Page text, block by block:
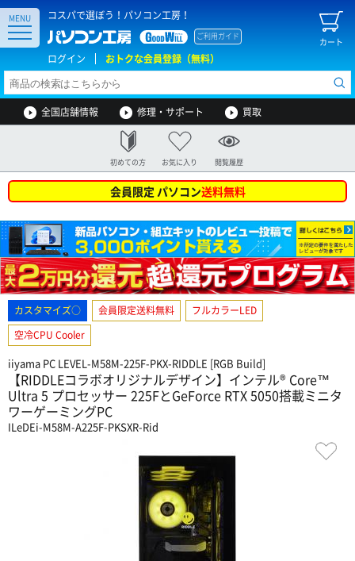
コスパで選ぼう！パソコン工房！
カート
ご利用ガイド
ログイン おトクな会員登録（無料）
MENU
全国店舗情報 修理・サポート 買取
初めての方 お気に入り 閲覧履歴
会員限定 パソコン送料無料
カスタマイズ○ 会員限定送料無料
フルカラーLED
空冷CPU Cooler
iiyama PC LEVEL-M58M-225F-PKX-RIDDLE [RGB Build]
【RIDDLEコラボオリジナルデザイン】インテル® Core™
Ultra 5 プロセッサー 225FとGeForce RTX 5050搭載ミニタ
ワーゲーミングPC
ILeDEi-M58M-A225F-PKSXR-Rid